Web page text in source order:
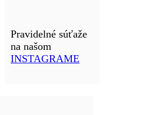
Pravidelné súťaže
na našom
INSTAGRAME